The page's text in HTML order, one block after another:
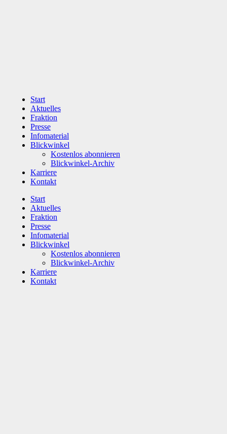
Start
Aktuelles
Fraktion
Presse
Infomaterial
Blickwinkel
Kostenlos abonnieren
Blickwinkel-Archiv
Karriere
Kontakt
Start
Aktuelles
Fraktion
Presse
Infomaterial
Blickwinkel
Kostenlos abonnieren
Blickwinkel-Archiv
Karriere
Kontakt